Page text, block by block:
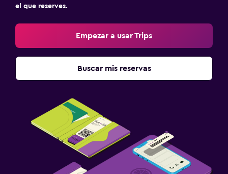
el que reserves.
Empezar a usar Trips
Buscar mis reservas